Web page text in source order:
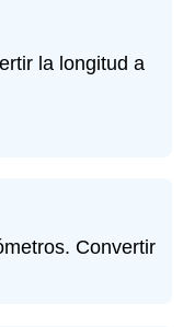
la longitud a
Convertir